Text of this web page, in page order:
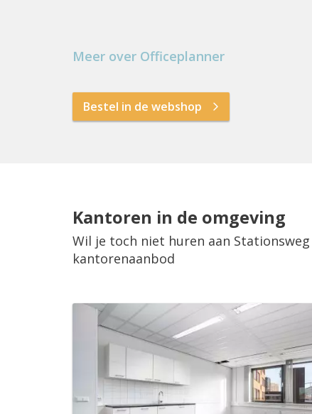
Meer over Officeplanner
Bestel in de webshop
Kantoren in de omgeving
Wil je toch niet huren aan
kantorenaanbod